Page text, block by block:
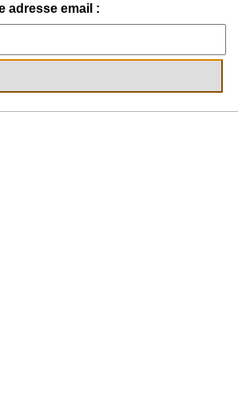
adresse email :